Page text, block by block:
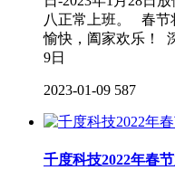
八正常上班。 春节
愉快，阖家欢乐！
9日
2023-01-09 587
千度科技2022年春